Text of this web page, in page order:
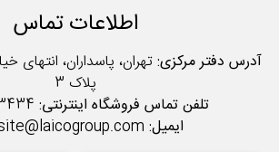
اطلاعات تماس
آدرس دفتر مرکزی:تهران، پاسداران، انتهای
پلاک 3
تلفن تماس فروشگاه اینترنتی:
ایمیل: